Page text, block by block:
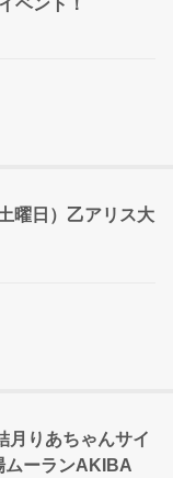
曜日）乙アリス大
月りあちゃんサイ
ムーランAKIBA